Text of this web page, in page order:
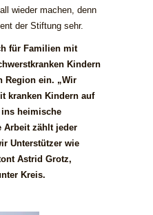
wieder machen, denn
der Stiftung sehr.
für Familien mit
Kindern
Region ein. „Wir
kranken Kindern auf
heimische
Arbeit zählt jeder
Unterstützer wie
Astrid Grotz,
Kreis.